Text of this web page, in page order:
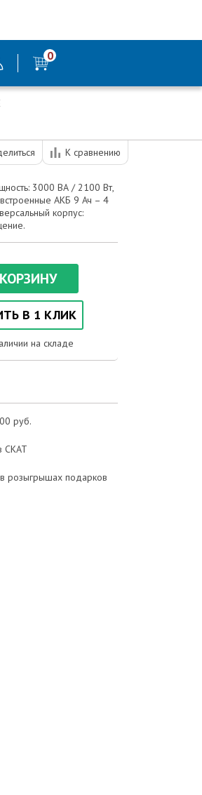
0
К сравнению
3000 ВА / 2100 Вт,
АКБ 9 Ач – 4
корпус:
В 1 КЛИК
на складе
руб.
СКАТ
в розыгрышах подарков